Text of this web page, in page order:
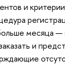
и
месяца —
и